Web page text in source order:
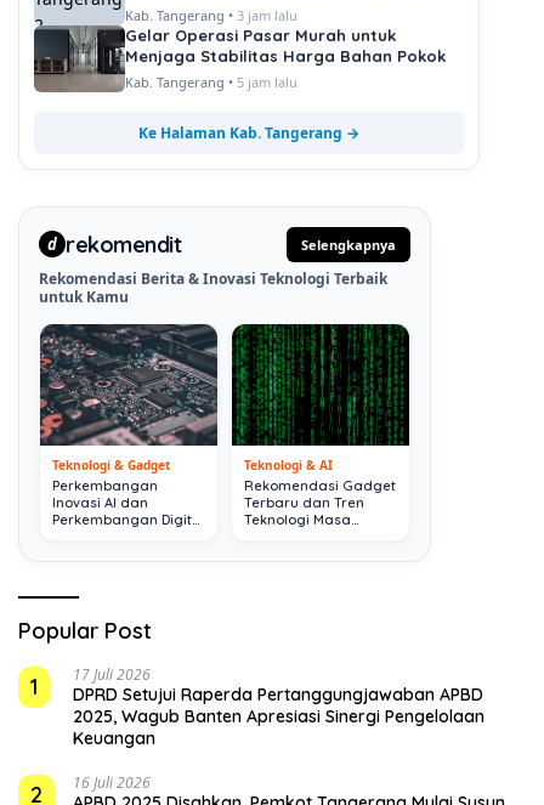
Kab. Tangerang • 3 jam lalu
Gelar Operasi Pasar Murah untuk
Menjaga Stabilitas Harga Bahan Pokok
Kab. Tangerang • 5 jam lalu
Ke Halaman Kab. Tangerang →
d rekomendit Selengkapnya
Rekomendasi Berita & Inovasi Teknologi Terbaik
untuk Kamu
Teknologi & Gadget
Perkembangan
Inovasi AI dan
Perkembangan Digital
Teknologi & AI
Rekomendasi Gadget
Terbaru dan Tren
Teknologi Masa
Popular Post
1
17 Juli 2026
DPRD Setujui Raperda Pertanggungjawaban APBD
2025, Wagub Banten Apresiasi Sinergi Pengelolaan
Keuangan
2 16 Juli 2026